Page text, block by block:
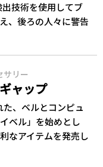
技術を使用してブ
、後ろの人々に警告
サリー
ャップ
、ベルとコンピュ
ベル」を始めとし
なアイテムを発売し